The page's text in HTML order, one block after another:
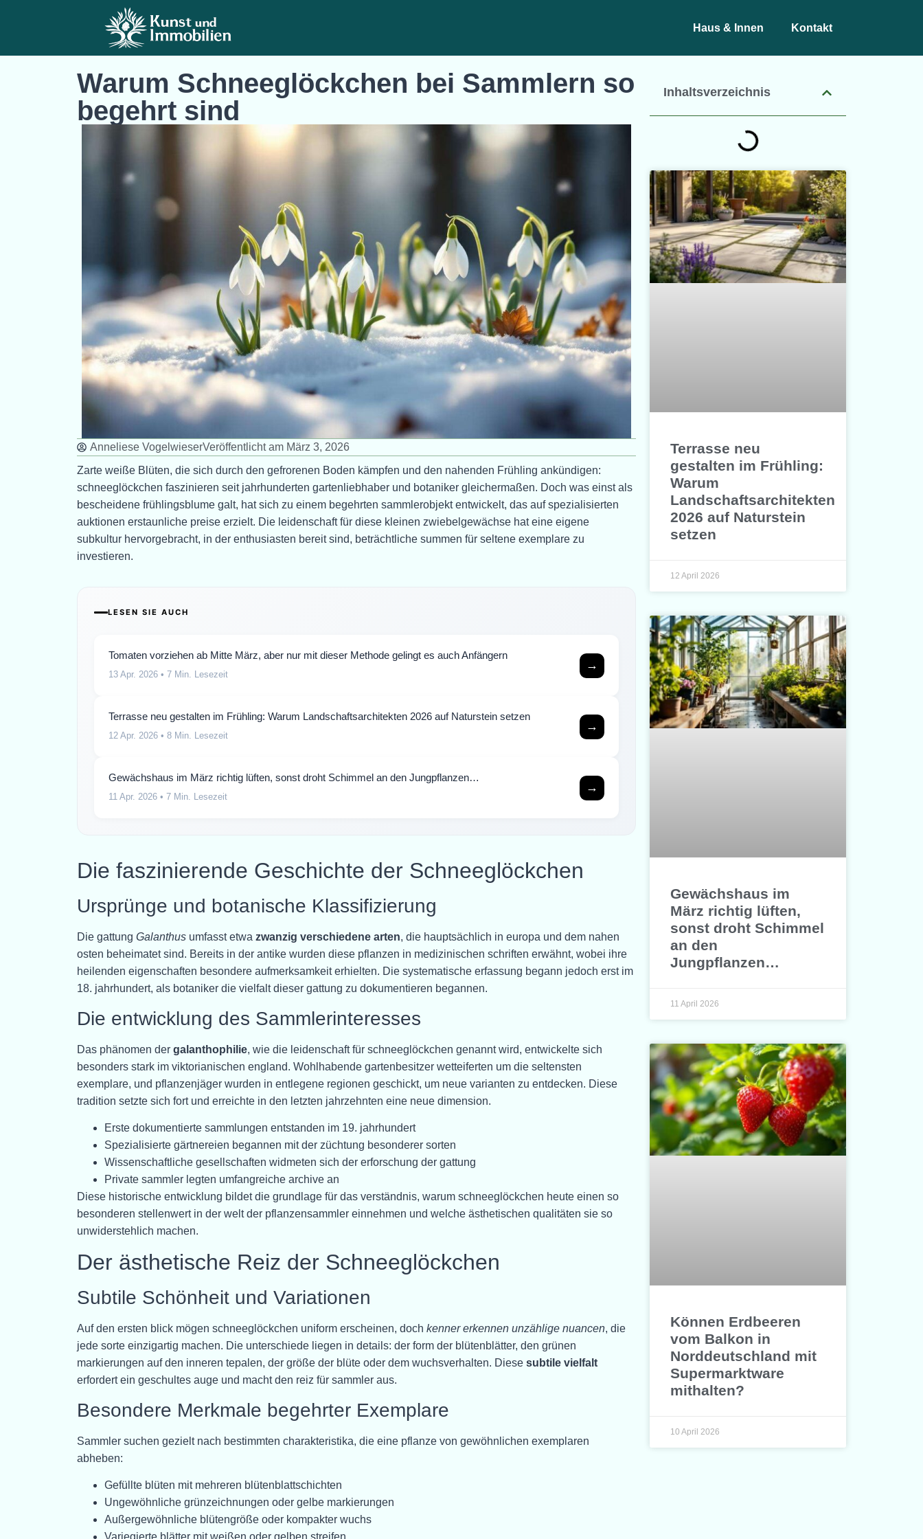
Haus & Innen Kontakt
Inhaltsverzeichnis
Terrasse neu
gestalten im Frühling:
Warum
Landschaftsarchitekten
2026 auf Naturstein
setzen
12 April 2026
Gewächshaus im
März richtig lüften,
sonst droht Schimmel
an den
Jungpflanzen…
11 April 2026
Können Erdbeeren
vom Balkon in
Norddeutschland mit
Supermarktware
mithalten?
10 April 2026
Warum Schneeglöckchen bei Sammlern so
begehrt sind
Anneliese VogelwieserVeröffentlicht am März 3, 2026
Zarte weiße Blüten, die sich durch den gefrorenen Boden kämpfen und den nahenden Frühling ankündigen:
schneeglöckchen faszinieren seit jahrhunderten gartenliebhaber und botaniker gleichermaßen. Doch was einst als
bescheidene frühlingsblume galt, hat sich zu einem begehrten sammlerobjekt entwickelt, das auf spezialisierten
auktionen erstaunliche preise erzielt. Die leidenschaft für diese kleinen zwiebelgewächse hat eine eigene
subkultur hervorgebracht, in der enthusiasten bereit sind, beträchtliche summen für seltene exemplare zu
investieren.
LESEN SIE AUCH
Tomaten vorziehen ab Mitte März, aber nur mit dieser Methode gelingt es auch Anfängern
13 Apr. 2026 • 7 Min. Lesezeit
→
Terrasse neu gestalten im Frühling: Warum Landschaftsarchitekten 2026 auf Naturstein setzen
12 Apr. 2026 • 8 Min. Lesezeit
→
Gewächshaus im März richtig lüften, sonst droht Schimmel an den Jungpflanzen…
11 Apr. 2026 • 7 Min. Lesezeit
→
Die faszinierende Geschichte der Schneeglöckchen
Ursprünge und botanische Klassifizierung
Die gattung Galanthus umfasst etwa zwanzig verschiedene arten, die hauptsächlich in europa und dem nahen
osten beheimatet sind. Bereits in der antike wurden diese pflanzen in medizinischen schriften erwähnt, wobei ihre
heilenden eigenschaften besondere aufmerksamkeit erhielten. Die systematische erfassung begann jedoch erst im
18. jahrhundert, als botaniker die vielfalt dieser gattung zu dokumentieren begannen.
Die entwicklung des Sammlerinteresses
Das phänomen der galanthophilie, wie die leidenschaft für schneeglöckchen genannt wird, entwickelte sich
besonders stark im viktorianischen england. Wohlhabende gartenbesitzer wetteiferten um die seltensten
exemplare, und pflanzenjäger wurden in entlegene regionen geschickt, um neue varianten zu entdecken. Diese
tradition setzte sich fort und erreichte in den letzten jahrzehnten eine neue dimension.
Erste dokumentierte sammlungen entstanden im 19. jahrhundert
Spezialisierte gärtnereien begannen mit der züchtung besonderer sorten
Wissenschaftliche gesellschaften widmeten sich der erforschung der gattung
Private sammler legten umfangreiche archive an
Diese historische entwicklung bildet die grundlage für das verständnis, warum schneeglöckchen heute einen so
besonderen stellenwert in der welt der pflanzensammler einnehmen und welche ästhetischen qualitäten sie so
unwiderstehlich machen.
Der ästhetische Reiz der Schneeglöckchen
Subtile Schönheit und Variationen
Auf den ersten blick mögen schneeglöckchen uniform erscheinen, doch kenner erkennen unzählige nuancen, die
jede sorte einzigartig machen. Die unterschiede liegen in details: der form der blütenblätter, den grünen
markierungen auf den inneren tepalen, der größe der blüte oder dem wuchsverhalten. Diese subtile vielfalt
erfordert ein geschultes auge und macht den reiz für sammler aus.
Besondere Merkmale begehrter Exemplare
Sammler suchen gezielt nach bestimmten charakteristika, die eine pflanze von gewöhnlichen exemplaren
abheben:
Gefüllte blüten mit mehreren blütenblattschichten
Ungewöhnliche grünzeichnungen oder gelbe markierungen
Außergewöhnliche blütengröße oder kompakter wuchs